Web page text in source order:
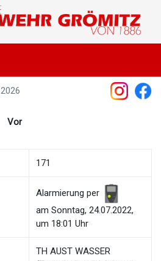
2026
Vor
171
Alarmierung per
am Sonntag, 24.07.2022,
um 18:01 Uhr
TH AUST WASSER